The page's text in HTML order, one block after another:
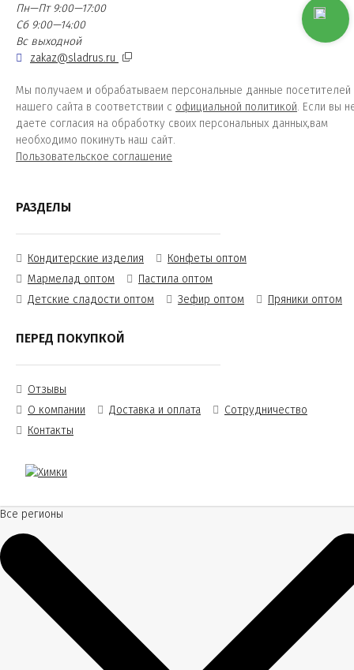
Пн—Пт 9:00—17:00
Сб 9:00—14:00
Вс выходной
zakaz@sladrus.ru
Мы получаем и обрабатываем персональные данные посетителей
нашего сайта в соответствии с официальной политикой. Если вы
даете согласия на обработку своих персональных данных,вам
необходимо покинуть наш сайт.
Пользовательское соглашение
РАЗДЕЛЫ
Кондитерские изделия
Конфеты оптом
Мармелад оптом
Пастила оптом
Детские сладости оптом
Зефир оптом Пряники оптом
ПЕРЕД ПОКУПКОЙ
Отзывы
О компании
Доставка и оплата
Сотрудничество
Контакты
Все регионы